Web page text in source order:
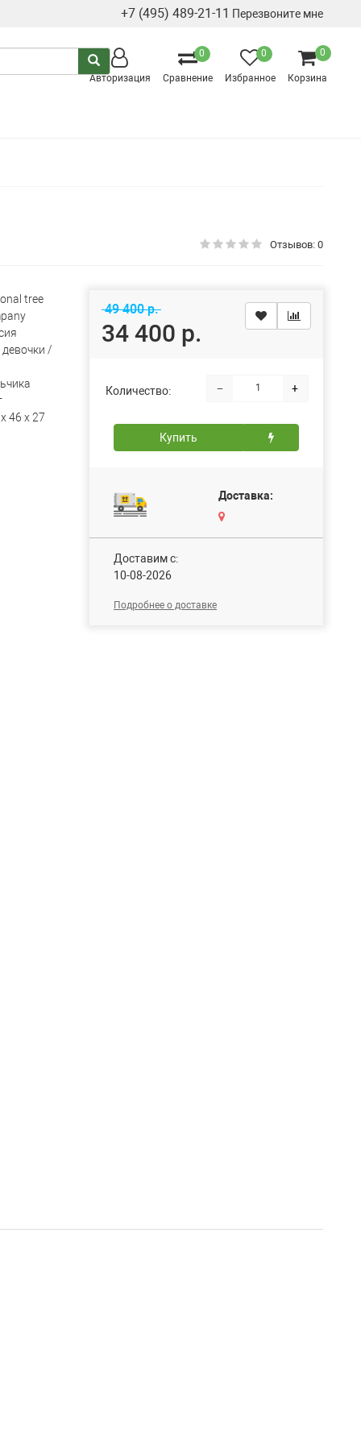
+7 (495) 489-21-11 Перезвоните мне
Авторизация
0
Сравнение
0
Избранное
0
Корзина
Отзывов: 0
tree
/
46 х 27
49 400 р.
34 400 р.
Количество: − +
Купить
Доставка:
Доставим c:
10-08-2026
Подробнее о доставке